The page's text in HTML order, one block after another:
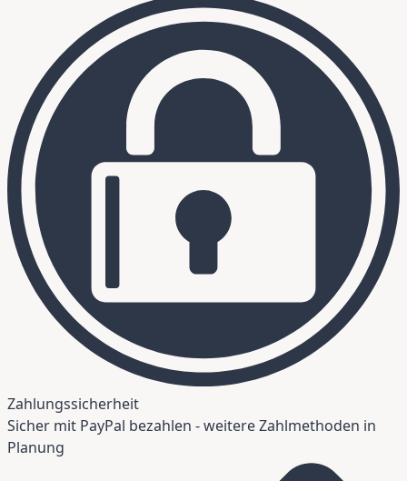
Zahlungssicherheit
Sicher mit PayPal bezahlen - weitere Zahlmethoden in
Planung